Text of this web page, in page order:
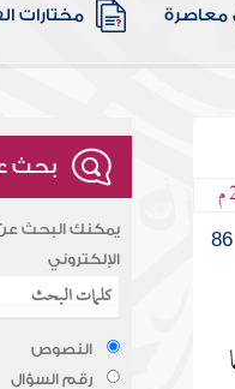
معاصرة مختارات
86
بحث
يمكنك البحث عن
الإلكتروني
النصوص
رقم السؤال